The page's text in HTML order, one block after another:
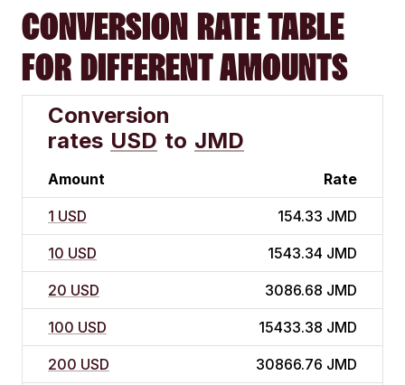
CONVERSION RATE TABLE
FOR DIFFERENT AMOUNTS
Conversion
rates USD to JMD
Amount Rate
1 USD 154.33 JMD
10 USD 1543.34 JMD
20 USD 3086.68 JMD
100 USD 15433.38 JMD
200 USD 30866.76 JMD